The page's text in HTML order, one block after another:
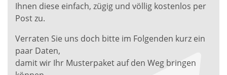
Ihnen diese einfach, zügig und völlig kostenlos per
Post zu.
Verraten Sie uns doch bitte im Folgenden kurz ein
paar Daten,
damit wir Ihr Musterpaket auf den Weg bringen